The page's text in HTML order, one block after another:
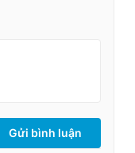
Gửi bình luận